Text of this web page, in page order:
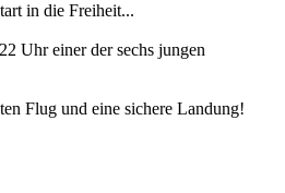
in die Freiheit...
Uhr einer der sechs jungen
Flug und eine sichere Landung!